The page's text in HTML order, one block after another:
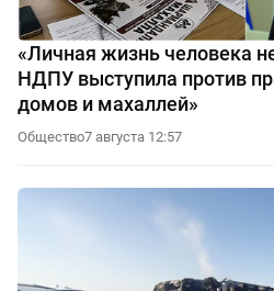
«Личная жизнь человека
НДПУ выступила против
домов и махаллей»
Общество7 августа 12:57